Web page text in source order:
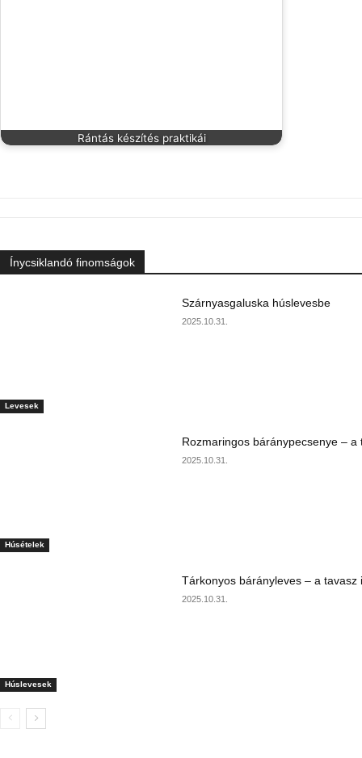
Rántás készítés praktikái
Ínycsiklandó finomságok
Levesek
Szárnyasgaluska húslevesbe
2025.10.31.
Húsételek
Rozmaringos báránypecsenye – a
2025.10.31.
Húslevesek
Tárkonyos bárányleves – a tavasz
2025.10.31.